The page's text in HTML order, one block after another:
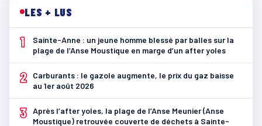
LES + LUS
1
Sainte-Anne : un jeune homme blessé par balles sur la
plage de l’Anse Moustique en marge d’un after yoles
2
Carburants : le gazole augmente, le prix du gaz baisse
au 1er août 2026
3 Après l’after yoles, la plage de l’Anse Meunier (Anse
Moustique) retrouvée couverte de déchets à Sainte-